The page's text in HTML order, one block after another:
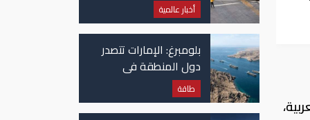
أخبار عالمية
بلومبرغ: الإمارات تتصدر
دول المنطقة في
صادرات النفط عبر مضيق
هرمز
طاقة